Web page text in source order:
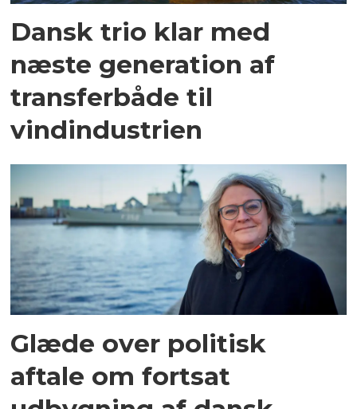
Dansk trio klar med
næste generation af
transferbåde til
vindindustrien
Glæde over politisk
aftale om fortsat